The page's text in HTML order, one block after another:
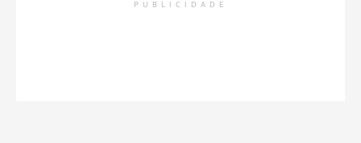
PUBLICIDADE